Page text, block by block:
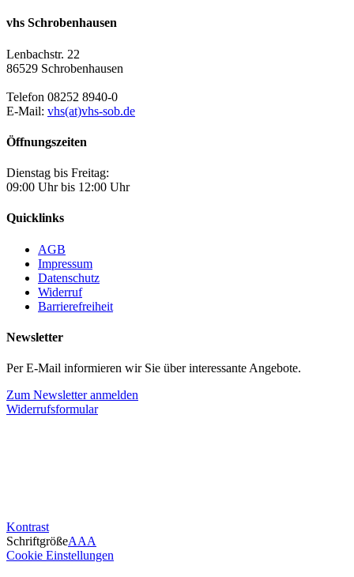
vhs Schrobenhausen
Lenbachstr. 22
86529 Schrobenhausen
Telefon 08252 8940-0
E-Mail: vhs(at)vhs-sob.de
Öffnungszeiten
Dienstag bis Freitag:
09:00 Uhr bis 12:00 Uhr
Quicklinks
AGB
Impressum
Datenschutz
Widerruf
Barrierefreiheit
Newsletter
Per E-Mail informieren wir Sie über interessante Angebote.
Zum Newsletter anmelden
Widerrufsformular
Kontrast
SchriftgrößeAAA
Cookie Einstellungen